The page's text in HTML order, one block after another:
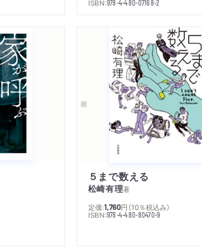
ISBN:978-4-480-07168-2
５まで数える
松崎有理著
定価:1,760円 （10％税込み）
ISBN:978-4-480-80470-9